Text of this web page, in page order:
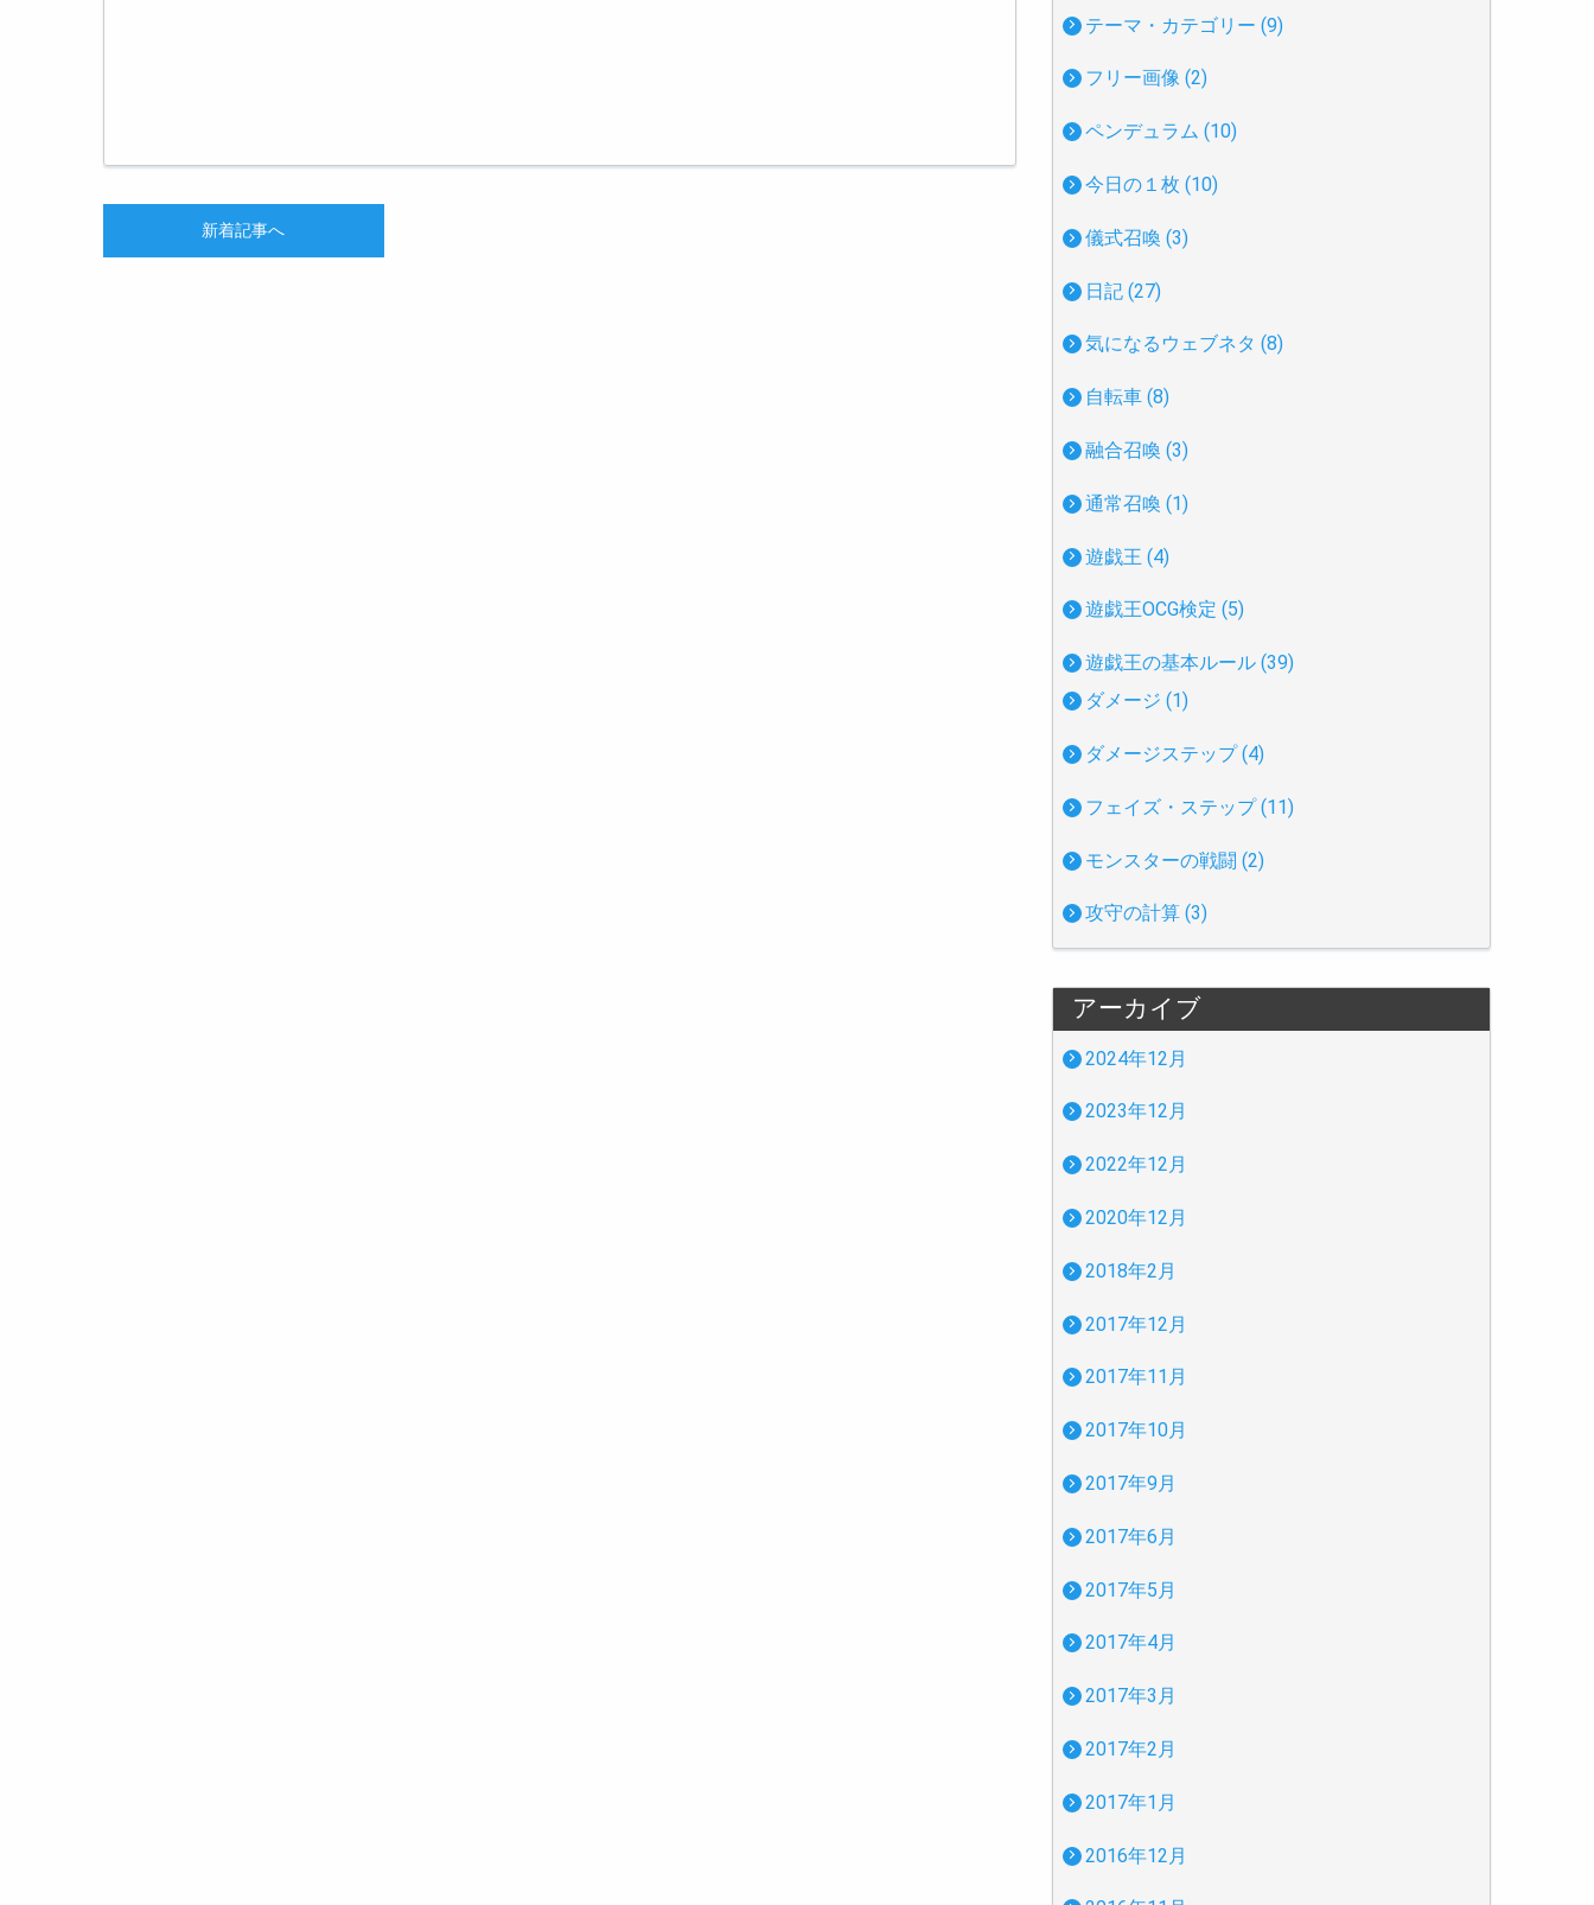
新着記事へ
テーマ・カテゴリー (9)
フリー画像 (2)
ペンデュラム (10)
今日の１枚 (10)
儀式召喚 (3)
日記 (27)
気になるウェブネタ (8)
自転車 (8)
融合召喚 (3)
通常召喚 (1)
遊戯王 (4)
遊戯王OCG検定 (5)
遊戯王の基本ルール (39)
ダメージ (1)
ダメージステップ (4)
フェイズ・ステップ (11)
モンスターの戦闘 (2)
攻守の計算 (3)
アーカイブ
2024年12月
2023年12月
2022年12月
2020年12月
2018年2月
2017年12月
2017年11月
2017年10月
2017年9月
2017年6月
2017年5月
2017年4月
2017年3月
2017年2月
2017年1月
2016年12月